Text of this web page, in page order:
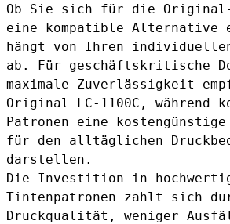
Ob Sie sich für die Original-
eine kompatible Alternative
hängt von Ihren
ab. Für geschäftskritische
maximale Zuverlässigkeit
Original LC-1100C, während
Patronen eine
für den alltäglichen
darstellen.
Die Investition in
Tintenpatronen zahlt sich
Druckqualität, weniger